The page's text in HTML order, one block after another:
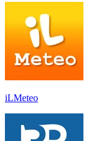
iLMeteo